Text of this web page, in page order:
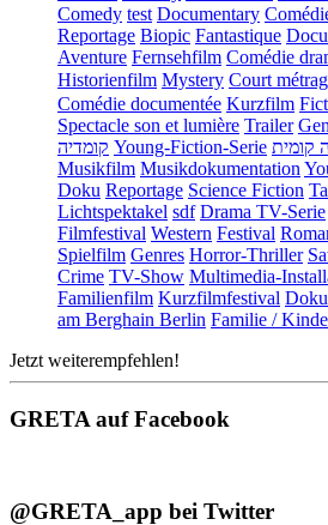
Comedy test Documentary
Reportage Biopic Fantastique
Aventure Fernsehfilm Comédie
Historienfilm Mystery Court
Comédie documentée Kurzfilm
Spectacle son et lumière Trailer
קומדיה Young-Fiction-Serie קומית
Musikfilm Musikdokumentation
Doku Reportage Science Fiction
Lichtspektakel sdf Drama TV-Serie
Filmfestival Western Festival
Spielfilm Genres Horror-Thriller
Crime TV-Show Multimedia-
Familienfilm Kurzfilmfestival
am Berghain Berlin Familie /
Jetzt weiterempfehlen!
GRETA auf Facebook
@GRETA_app bei Twitter